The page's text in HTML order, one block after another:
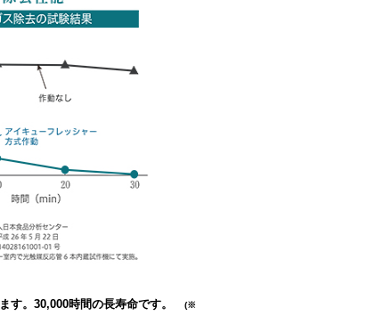
ます。 30,000時間の長寿命です。
(※